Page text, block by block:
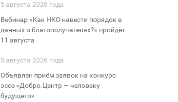
5 августа 2026 года
Вебинар «Как НКО навести порядок в
данных о благополучателях?» пройдёт
11 августа
5 августа 2026 года
Объявлен приём заявок на конкурс
эссе «Добро.Центр — человеку
будущего»